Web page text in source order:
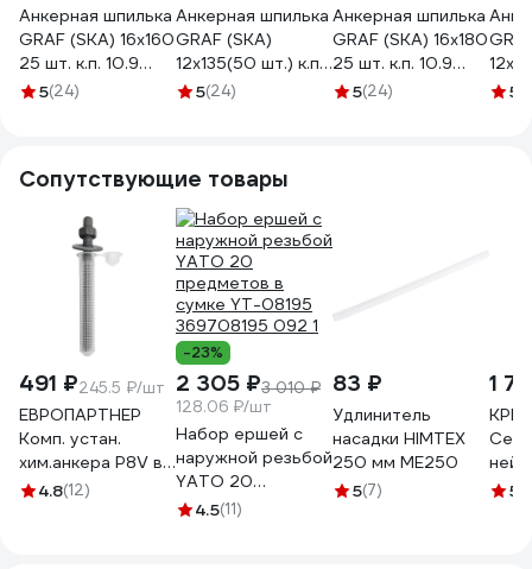
Анкерная шпилька
GRAF (SKА) 16x160
25 шт. к.п. 10.9
УТ-00001442
5(24)
Анкерная шпилька
GRAF (SKА)
12x135(50 шт.) к.п.
10.9
5(24)
Анкерная шпилька
GRAF (SKА) 16x180
25 шт. к.п. 10.9
УТ-00001443
5(24)
10.95
Сопутствующие товары
491 ₽245.5 ₽/шт
ЕВРОПАРТНЕР
Комп. устан.
хим.анкера P8V в
пустот, сетка
4.8(12)
-23%
2 305 ₽3 010 ₽
128.06 ₽/шт
Набор ершей с
наружной резьбой
YATO 20
предметов в
4.5(11)
83 ₽
Удлинитель
насадки HIMTEX
250 мм ME250
5(7)
1
5